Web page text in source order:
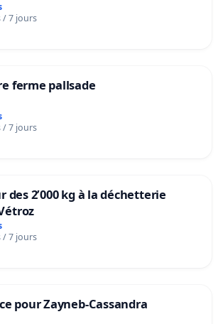
/ 7 jours
ferme pallsade
/ 7 jours
des 2’000 kg à la déchetterie
/ 7 jours
pour Zayneb-Cassandra